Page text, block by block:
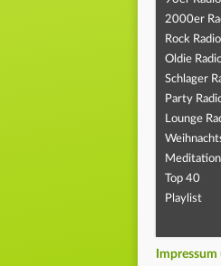
2000er
Rock Radio
Oldie
Schlager
Party
Lounge
Top 40
Playlist